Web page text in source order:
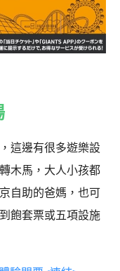
這邊有很多遊樂設
木馬，大人小孩都
自助的爸媽，也可
飽套票或五項設施